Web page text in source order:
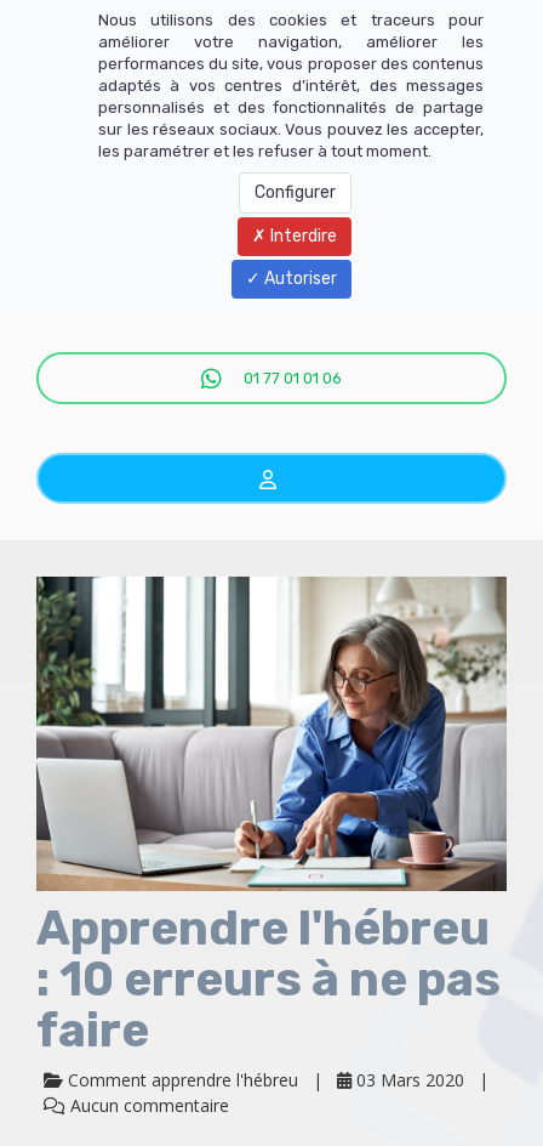
Menu
01 77 01 01 06
Apprendre l'hébreu
: 10 erreurs à ne pas
faire
Comment apprendre l'hébreu
03 Mars 2020
Aucun commentaire
Nous utilisons des cookies et traceurs pour
améliorer votre navigation, améliorer les
performances du site, vous proposer des contenus
adaptés à vos centres d’intérêt, des messages
personnalisés et des fonctionnalités de partage
sur les réseaux sociaux. Vous pouvez les accepter,
les paramétrer et les refuser à tout moment.
Configurer
Interdire
Autoriser